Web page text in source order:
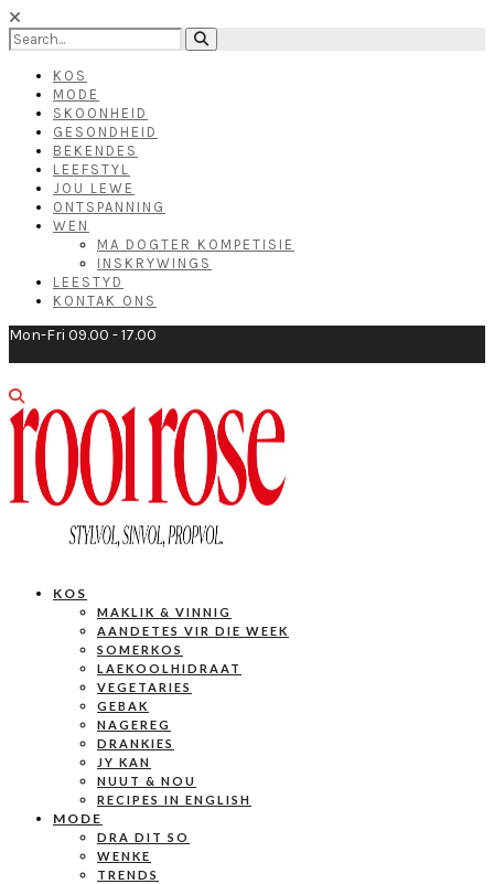
KOS
MODE
SKOONHEID
GESONDHEID
BEKENDES
LEEFSTYL
JOU LEWE
ONTSPANNING
WEN
MA DOGTER KOMPETISIE
INSKRYWINGS
LEESTYD
KONTAK ONS
Mon-Fri 09.00 - 17.00
KOS
MAKLIK & VINNIG
AANDETES VIR DIE WEEK
SOMERKOS
LAEKOOLHIDRAAT
VEGETARIES
GEBAK
NAGEREG
DRANKIES
JY KAN
NUUT & NOU
RECIPES IN ENGLISH
MODE
DRA DIT SO
WENKE
TRENDS